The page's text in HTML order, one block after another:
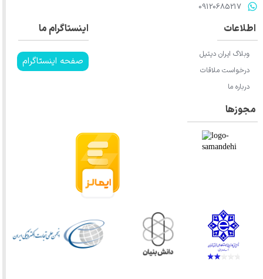
​​​​​​​09120685217​​​​​​​
اینستاگرام ما
صفحه اینستاگرام
اطلاعات
وبلاگ ایران دیتیل
درخواست ملاقات
درباره ما
مجوزها